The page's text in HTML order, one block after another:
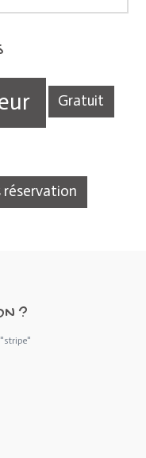
Gratuit
réservation
?